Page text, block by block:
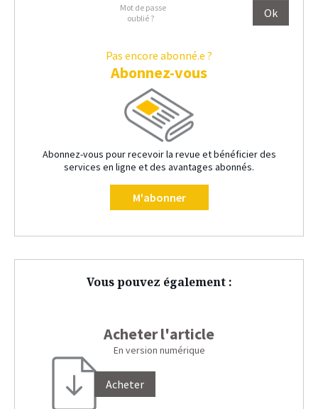
Mot de passe
oublié ?
Pas encore abonné.e ?
Abonnez-vous
Abonnez-vous pour recevoir la revue et bénéficier des
services en ligne et des avantages abonnés.
M'abonner
Vous pouvez également :
Acheter l'article
En version numérique
Acheter